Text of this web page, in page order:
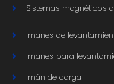
Sistemas magnéticos
Imanes de
Imanes para
Imán de carga